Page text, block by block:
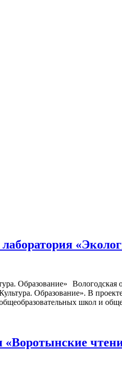
Вологодская
Образование». В
школ и